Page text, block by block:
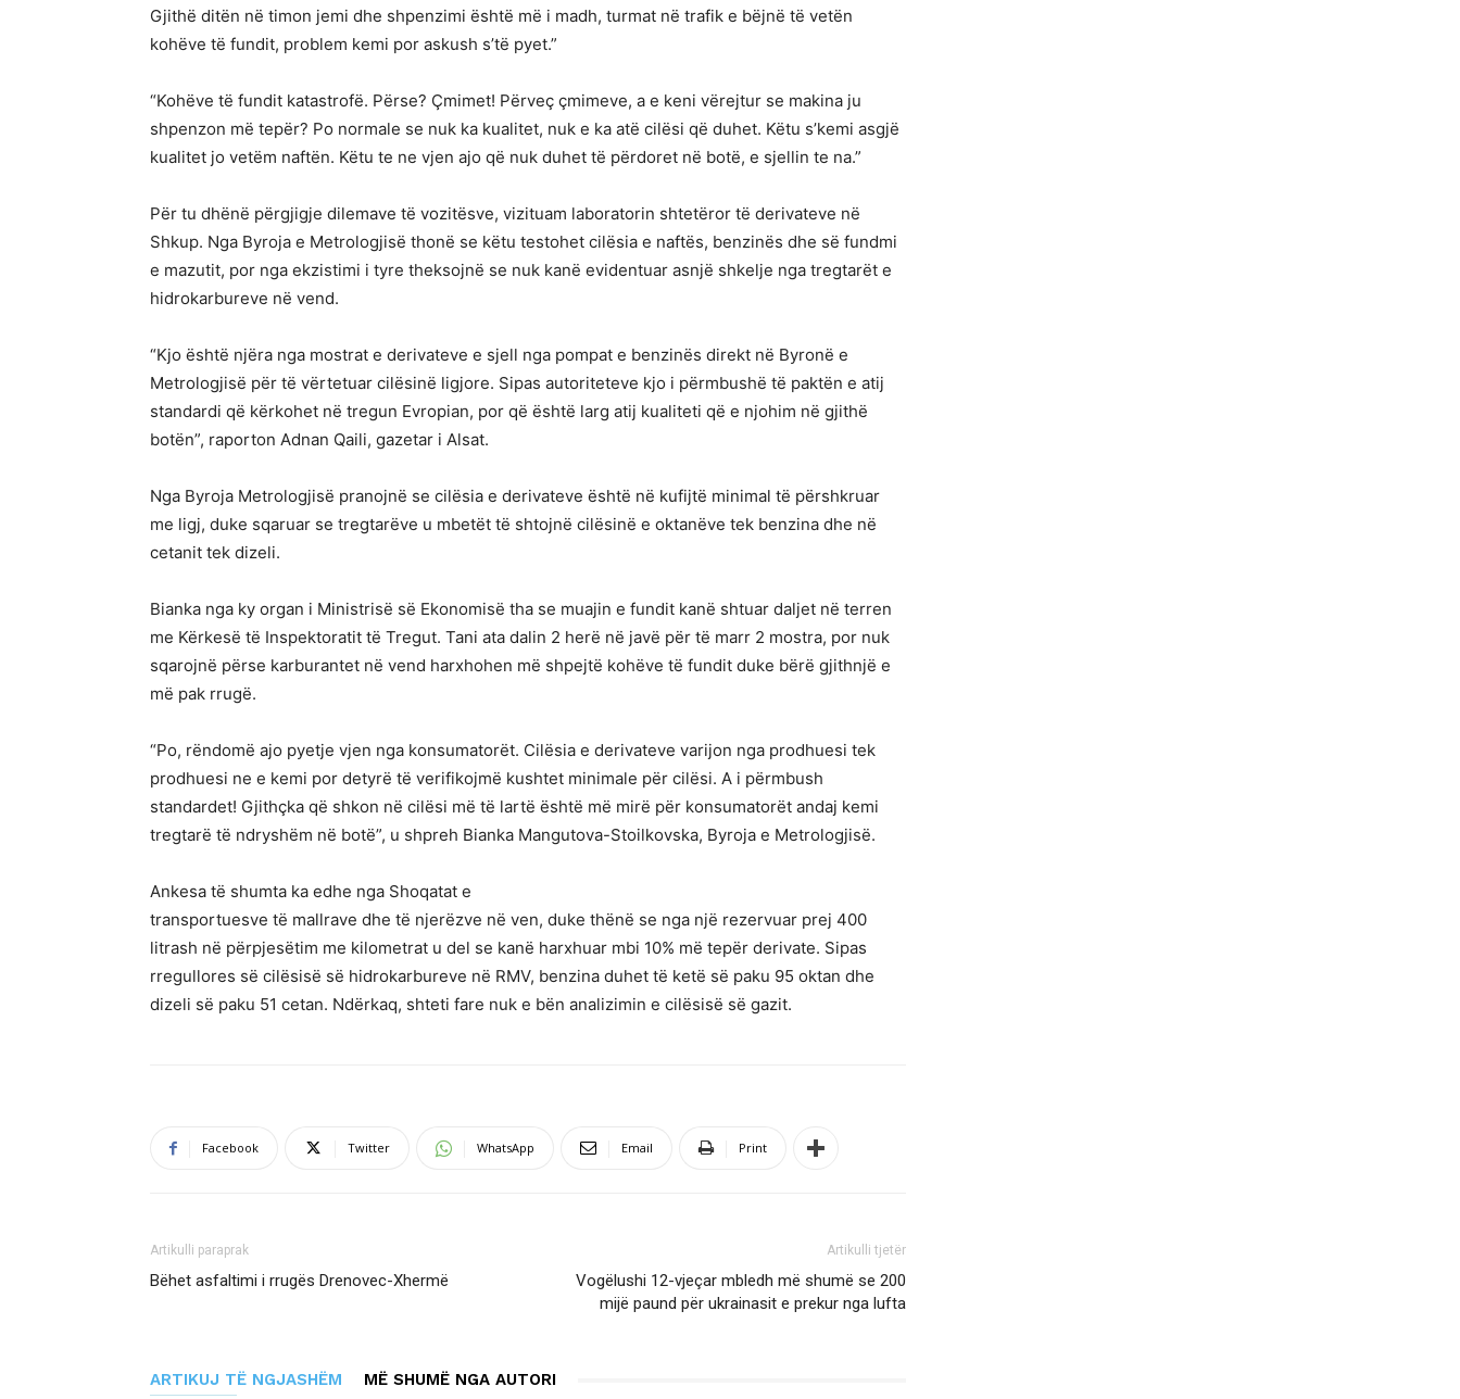
Gjithë ditën në timon jemi dhe shpenzimi është më i madh, turmat në trafik e bëjnë të vetën
kohëve të fundit, problem kemi por askush s’të pyet.”
“Kohëve të fundit katastrofë. Përse? Çmimet! Përveç çmimeve, a e keni vërejtur se makina ju
shpenzon më tepër? Po normale se nuk ka kualitet, nuk e ka atë cilësi që duhet. Këtu s’kemi asgjë
kualitet jo vetëm naftën. Këtu te ne vjen ajo që nuk duhet të përdoret në botë, e sjellin te na.”
Për tu dhënë përgjigje dilemave të vozitësve, vizituam laboratorin shtetëror të derivateve në
Shkup. Nga Byroja e Metrologjisë thonë se këtu testohet cilësia e naftës, benzinës dhe së fundmi
e mazutit, por nga ekzistimi i tyre theksojnë se nuk kanë evidentuar asnjë shkelje nga tregtarët e
hidrokarbureve në vend.
“Kjo është njëra nga mostrat e derivateve e sjell nga pompat e benzinës direkt në Byronë e
Metrologjisë për të vërtetuar cilësinë ligjore. Sipas autoriteteve kjo i përmbushë të paktën e atij
standardi që kërkohet në tregun Evropian, por që është larg atij kualiteti që e njohim në gjithë
botën”, raporton Adnan Qaili, gazetar i Alsat.
Nga Byroja Metrologjisë pranojnë se cilësia e derivateve është në kufijtë minimal të përshkruar
me ligj, duke sqaruar se tregtarëve u mbetët të shtojnë cilësinë e oktanëve tek benzina dhe në
cetanit tek dizeli.
Bianka nga ky organ i Ministrisë së Ekonomisë tha se muajin e fundit kanë shtuar daljet në terren
me Kërkesë të Inspektoratit të Tregut. Tani ata dalin 2 herë në javë për të marr 2 mostra, por nuk
sqarojnë përse karburantet në vend harxhohen më shpejtë kohëve të fundit duke bërë gjithnjë e
më pak rrugë.
“Po, rëndomë ajo pyetje vjen nga konsumatorët. Cilësia e derivateve varijon nga prodhuesi tek
prodhuesi ne e kemi por detyrë të verifikojmë kushtet minimale për cilësi. A i përmbush
standardet! Gjithçka që shkon në cilësi më të lartë është më mirë për konsumatorët andaj kemi
tregtarë të ndryshëm në botë”, u shpreh Bianka Mangutova-Stoilkovska, Byroja e Metrologjisë.
Ankesa të shumta ka edhe nga Shoqatat e
transportuesve të mallrave dhe të njerëzve në ven, duke thënë se nga një rezervuar prej 400
litrash në përpjesëtim me kilometrat u del se kanë harxhuar mbi 10% më tepër derivate. Sipas
rregullores së cilësisë së hidrokarbureve në RMV, benzina duhet të ketë së paku 95 oktan dhe
dizeli së paku 51 cetan. Ndërkaq, shteti fare nuk e bën analizimin e cilësisë së gazit.
Facebook Twitter WhatsApp Email Print
Artikulli paraprak
Bëhet asfaltimi i rrugës Drenovec-Xhermë
Artikulli tjetër
Vogëlushi 12-vjeçar mbledh më shumë se 200
mijë paund për ukrainasit e prekur nga lufta
ARTIKUJ TË NGJASHËM MË SHUMË NGA AUTORI